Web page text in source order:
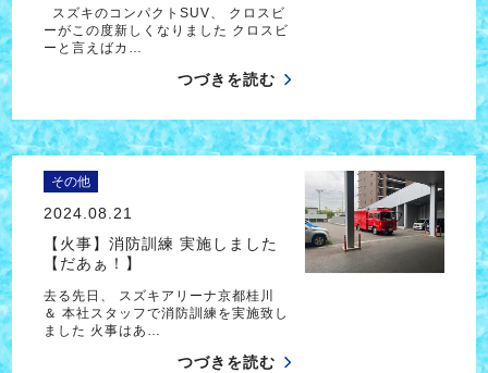
スズキのコンパクトSUV、 クロスビ
ーがこの度新しくなりました クロスビ
ーと言えばカ…
つづきを読む
その他
2024.08.21
【火事】消防訓練 実施しました
【だあぁ！】
去る先日、 スズキアリーナ京都桂川
＆ 本社スタッフで消防訓練を実施致し
ました 火事はあ…
つづきを読む